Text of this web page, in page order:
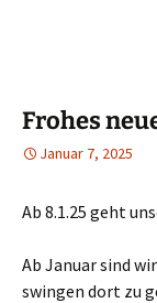
Frohes
Januar 7, 2025
Ab 8.1.25 geht
Ab Januar sind
swingen dort zu